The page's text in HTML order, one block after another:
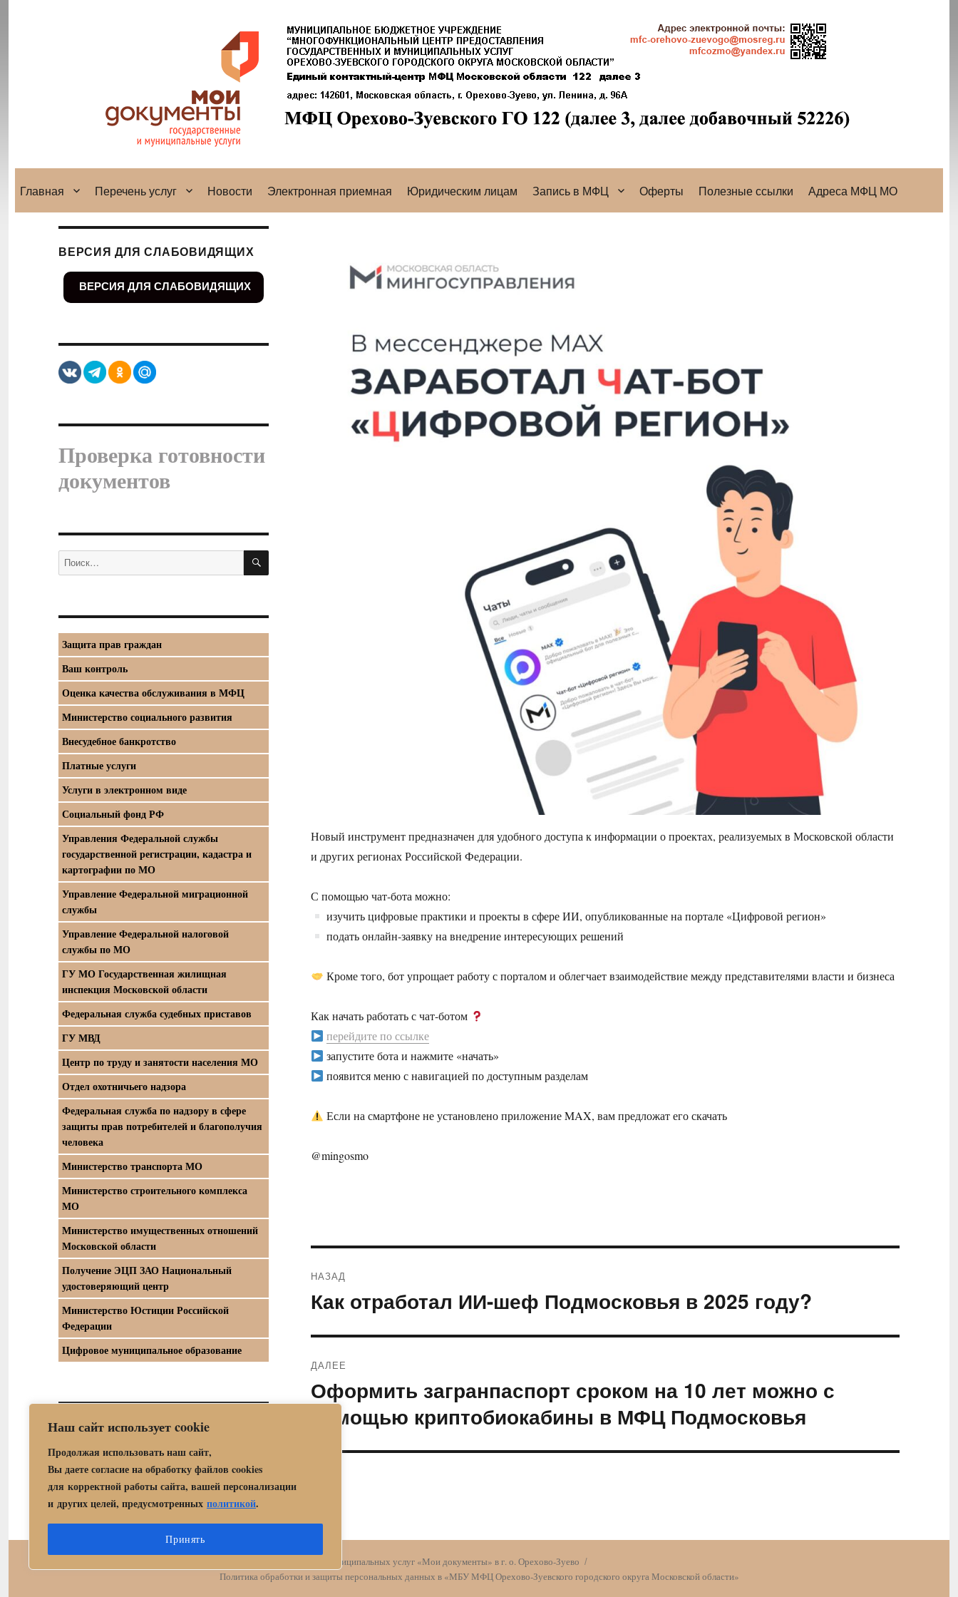
Наш сайт использует cookie
Продолжая использовать наш сайт,
Вы даете согласие на обработку файлов cookies
для корректной работы сайта, вашей персонализации
и других целей, предусмотренных политикой.
Принять
Главная Перечень услуг Новости Электронная приемная Юридическим лицам Запись в МФЦ Оферты Полезные ссылки Адреса МФЦ МО
Новый инструмент предназначен для удобного доступа к информации о проектах, реализуемых в Московской области
и других регионах Российской Федерации.
С помощью чат‑бота можно:
изучить цифровые практики и проекты в сфере ИИ, опубликованные на портале «Цифровой регион»
подать онлайн‑заявку на внедрение интересующих решений
Кроме того, бот упрощает работу с порталом и облегчает взаимодействие между представителями власти и бизнеса
Как начать работать с чат-ботом
перейдите по ссылке
запустите бота и нажмите «начать»
появится меню с навигацией по доступным разделам
Если на смартфоне не установлено приложение MAX, вам предложат его скачать
@mingosmo
по
НАЗАД
Предыдущая
Как отработал ИИ-шеф Подмосковья в 2025 году?
ДАЛЕЕ
Следующая
запись:
Оформить загранпаспорт сроком на 10 лет можно с
помощью криптобиокабины в МФЦ Подмосковья
ВЕРСИЯ ДЛЯ СЛАБОВИДЯЩИХ
ВЕРСИЯ ДЛЯ СЛАБОВИДЯЩИХ
Проверка готовности
документов
Искать: ПОИСК
Защита прав граждан
Ваш контроль
Оценка качества обслуживания в МФЦ
Министерство социального развития
Внесудебное банкротство
Платные услуги
Услуги в электронном виде
Социальный фонд РФ
Управления Федеральной службы
государственной регистрации, кадастра и
картографии по МО
Управление Федеральной миграционной
службы
Управление Федеральной налоговой
службы по МО
ГУ МО Государственная жилищная
инспекция Московской области
Федеральная служба судебных приставов
ГУ МВД
Центр по труду и занятости населения МО
Отдел охотничьего надзора
Федеральная служба по надзору в сфере
защиты прав потребителей и благополучия
человека
Министерство транспорта МО
Министерство строительного комплекса
МО
Министерство имущественных отношений
Московской области
Получение ЭЦП ЗАО Национальный
удостоверяющий центр
Министерство Юстиции Российской
Федерации
Цифровое муниципальное образование
Официальный интернет-портал правовой
Центр государственных и муниципальных услуг «Мои документы» в г. о. Орехово-Зуево
Политика обработки и защиты персональных данных в «МБУ МФЦ Орехово-Зуевского городского округа Московской области»